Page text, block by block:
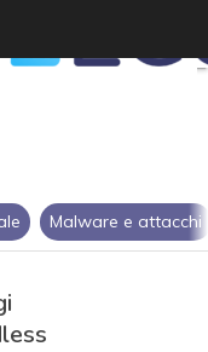
Malware e attacchi